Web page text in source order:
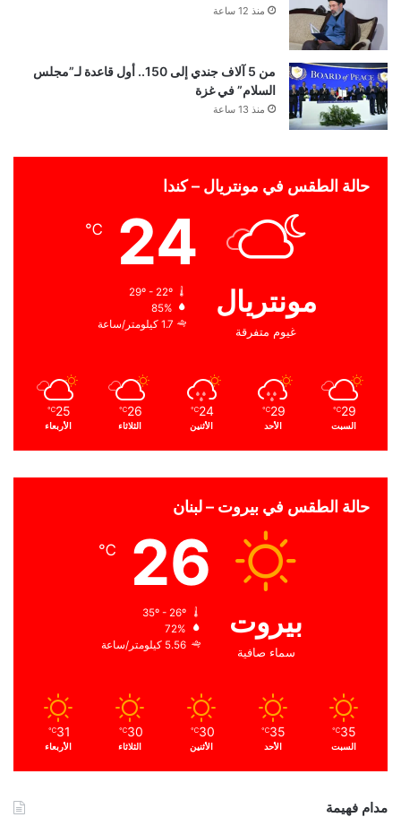
منذ 12 ساعة
من 5 آلاف جندي إلى 150.. أول قاعدة لـ”مجلس
السلام” في غزة
منذ 13 ساعة
حالة الطقس في مونتريال – كندا
مونتريال
غيوم متفرقة
24
℃
29º - 22º
85%
1.7 كيلومتر/ساعة
29
℃
السبت
29
℃
الأحد
24
℃
الأثنين
26
℃
الثلاثاء
25
℃
الأربعاء
حالة الطقس في بيروت – لبنان
بيروت
سماء صافية
26
℃
72%
5.56 كيلومتر/ساعة
35
℃
السبت
35
℃
الأحد
30
℃
الأثنين
30
℃
الثلاثاء
31
℃
الأربعاء
مدام فهيمة